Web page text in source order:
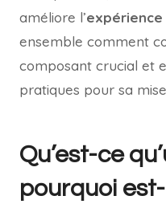
améliore l’
ensemble comment
composant crucial et
pratiques pour sa
Qu’est-ce
pourquoi